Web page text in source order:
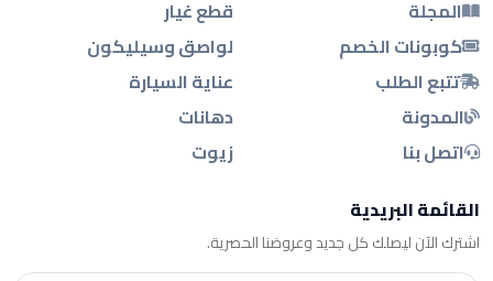
المجلة
كوبونات الخصم
تتبع الطلب
المدونة
اتصل بنا
قطع غيار
لواصق وسيليكون
عناية السيارة
دهانات
زيوت
القائمة البريدية
اشترك الآن ليصلك كل جديد وعروضنا الحصرية.